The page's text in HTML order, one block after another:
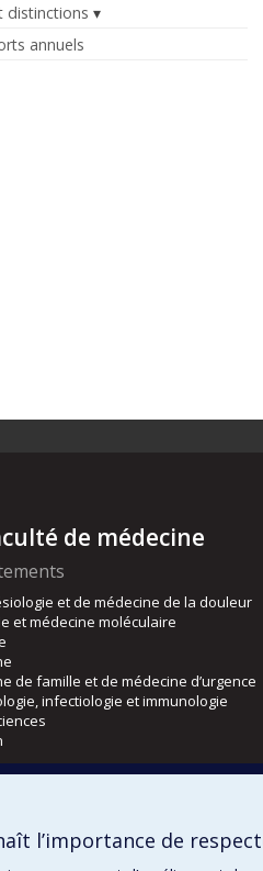
distinctions
annuels
de médecine
et de médecine de la douleur
et médecine moléculaire
de famille et de médecine d’urgence
infectiologie et immunologie
et audiologie
l’importance de